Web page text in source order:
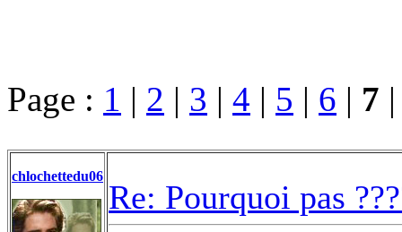
Page : 1 | 2 | 3 | 4 | 5 | 6 | 7
chlochettedu06
Re: Pourquoi pas